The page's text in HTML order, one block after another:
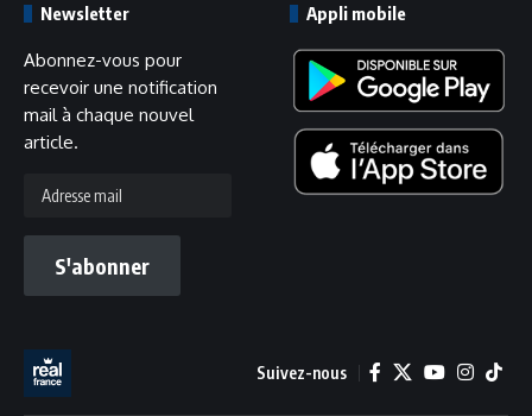
Newsletter
Abonnez-vous pour
recevoir une notification
mail à chaque nouvel
article.
mail
S'abonner
Appli mobile
Suivez-nous